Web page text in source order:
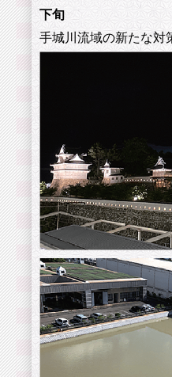
下旬
手城川流域の新たな対